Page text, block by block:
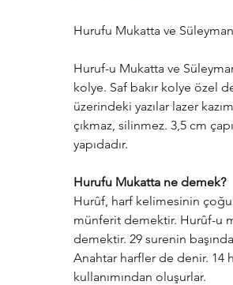
Hurufu Mukatta ve
Huruf-u Mukatta ve
kolye. Saf bakır kolye özel
üzerindeki yazılar lazer
çıkmaz, silinmez. 3,5 cm
yapıdadır.
Hurufu Mukatta ne demek?
Hurûf, harf kelimesinin
münferit demektir. Hurûf-u
demektir. 29 surenin
Anahtar harfler de denir. 14
kullanımından oluşurlar.